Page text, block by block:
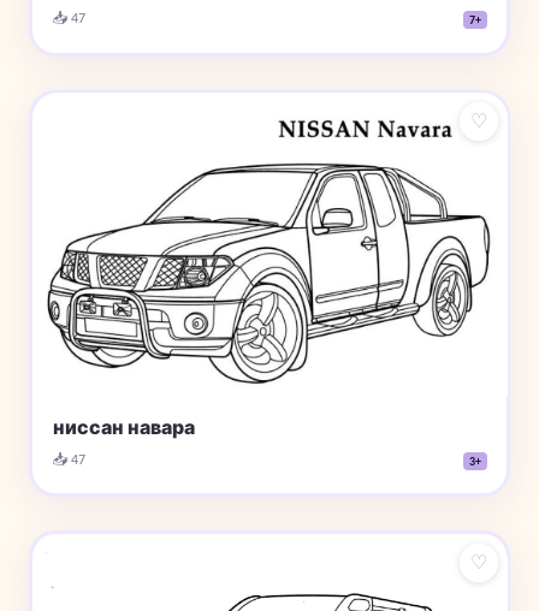
📥 47 7+
♡
ниссан навара
📥 47 3+
♡